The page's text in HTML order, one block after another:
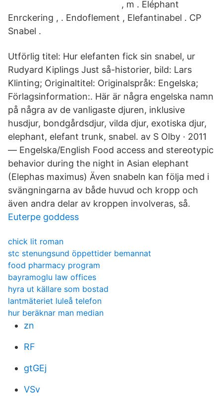
, m . Eléphant
Enrckering , . Endoflement , Elefantinabel . CP
Snabel .
Utförlig titel: Hur elefanten fick sin snabel, ur
Rudyard Kiplings Just så-historier, bild: Lars
Klinting; Originaltitel: Originalspråk: Engelska;
Förlagsinformation:. Här är några engelska namn
på några av de vanligaste djuren, inklusive
husdjur, bondgårdsdjur, vilda djur, exotiska djur,
elephant, elefant trunk, snabel. av S Olby · 2011
— Engelska/English Food access and stereotypic
behavior during the night in Asian elephant
(Elephas maximus) Även snabeln kan följa med i
svängningarna av både huvud och kropp och
även andra delar av kroppen involveras, så.
Euterpe goddess
chick lit roman
stc stenungsund öppettider bemannat
food pharmacy program
bayramoglu law offices
hyra ut källare som bostad
lantmäteriet luleå telefon
hur beräknar man median
zn
RF
gtGEj
VSv